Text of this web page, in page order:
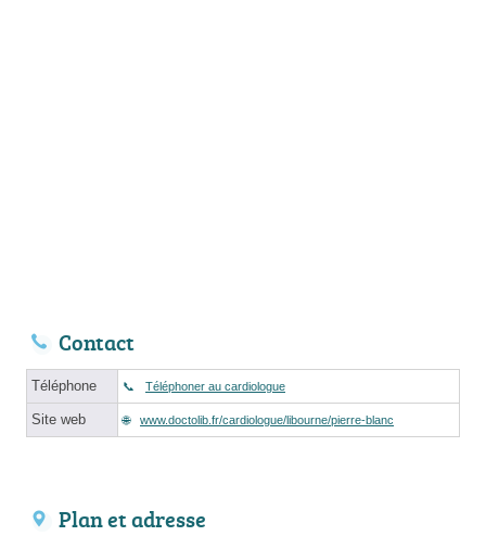
Contact
Téléphone Téléphoner au cardiologue
Site web www.doctolib.fr/cardiologue/libourne/pierre-blanc
Plan et adresse